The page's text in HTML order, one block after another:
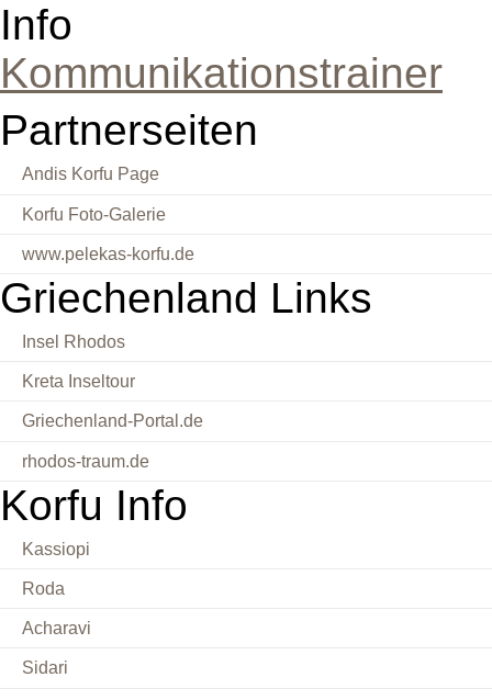
Info
Kommunikationstrainer
Partnerseiten
Andis Korfu Page
Korfu Foto-Galerie
www.pelekas-korfu.de
Griechenland Links
Insel Rhodos
Kreta Inseltour
Griechenland-Portal.de
rhodos-traum.de
Korfu Info
Kassiopi
Roda
Acharavi
Sidari